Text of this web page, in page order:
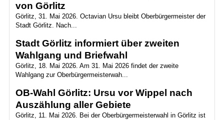
von Görlitz
Görlitz, 31. Mai 2026. Octavian Ursu bleibt Oberbürgermeister der
Stadt Görlitz. Nach...
Stadt Görlitz informiert über zweiten
Wahlgang und Briefwahl
Görlitz, 18. Mai 2026. Am 31. Mai 2026 findet der zweite
Wahlgang zur Oberbürgermeisterwah...
OB-Wahl Görlitz: Ursu vor Wippel nach
Auszählung aller Gebiete
Görlitz, 11. Mai 2026. Bei der Oberbürgermeisterwahl in Görlitz ist